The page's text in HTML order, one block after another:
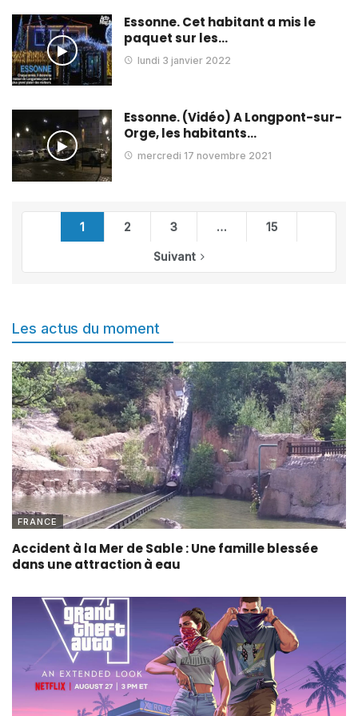
Essonne. Cet habitant a mis le
paquet sur les…
lundi 3 janvier 2022
Essonne. (Vidéo) A Longpont-sur-
Orge, les habitants…
mercredi 17 novembre 2021
1 2 3 … 15
Suivant
Les actus du moment
FRANCE
Accident à la Mer de Sable : Une famille blessée
dans une attraction à eau